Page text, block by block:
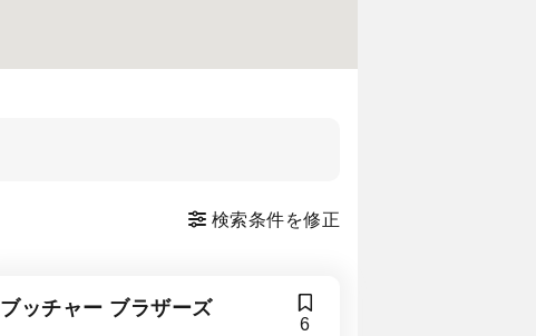
検索条件を修正
ブッチャー ブラザーズ
6